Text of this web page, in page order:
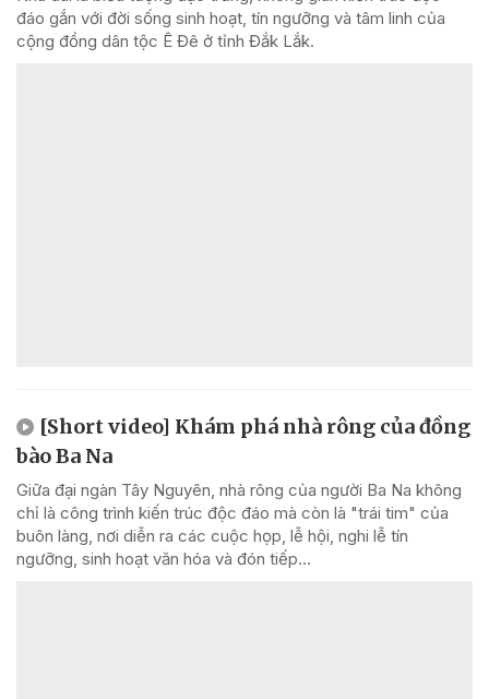
đáo gắn với đời sống sinh hoạt, tín ngưỡng và tâm linh của
cộng đồng dân tộc Ê Đê ở tỉnh Đắk Lắk.
[Short video] Khám phá nhà rông của đồng
bào Ba Na
Giữa đại ngàn Tây Nguyên, nhà rông của người Ba Na không
chỉ là công trình kiến trúc độc đáo mà còn là "trái tim" của
buôn làng, nơi diễn ra các cuộc họp, lễ hội, nghi lễ tín
ngưỡng, sinh hoạt văn hóa và đón tiếp...